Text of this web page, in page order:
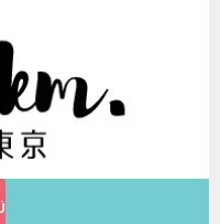
⇔ 東京
EINEM JAPANER.